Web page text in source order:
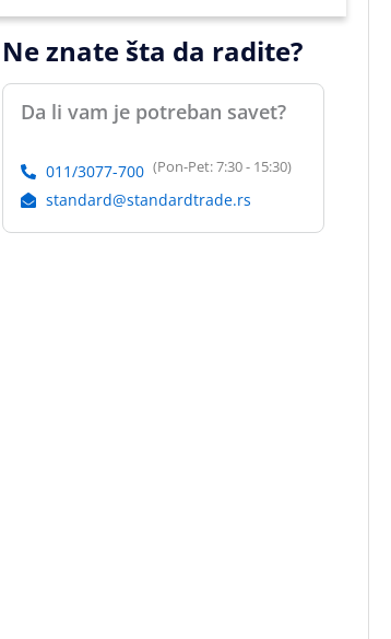
Ne znate šta da radite?
Da li vam je potreban savet?
011/3077-700 (Pon-Pet: 7:30 - 15:30)
standard@standardtrade.rs